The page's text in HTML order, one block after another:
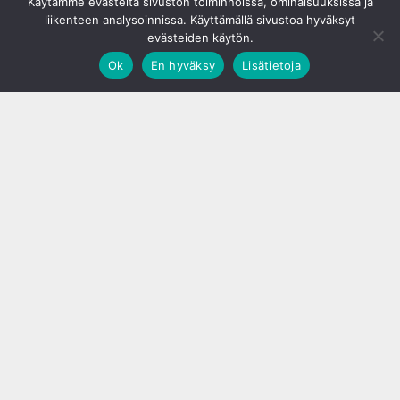
liikenteen analysoinnissa. Käyttämällä sivustoa hyväksyt
evästeiden käytön.
Ok
En hyväksy Lisätietoja